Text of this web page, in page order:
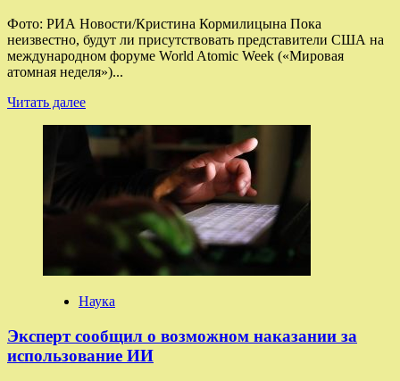
Фото: РИА Новости/Кристина Кормилицына Пока
неизвестно, будут ли присутствовать представители США на
международном форуме World Atomic Week («Мировая
атомная неделя»)...
Читать далееПрочитать
о
Лихачев
подтвердил
приглашение
США
Всемирную
неделю
Наука
Эксперт сообщил о возможном наказании за
использование ИИ